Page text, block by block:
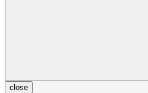
close